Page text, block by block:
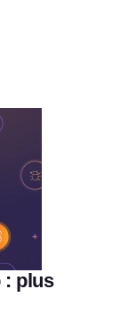
: plus